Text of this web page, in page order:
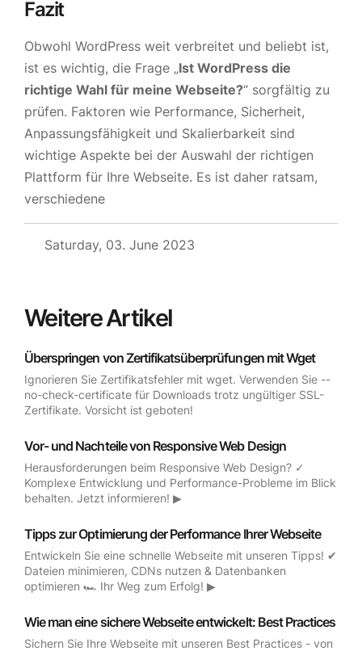
Fazit
Obwohl WordPress weit verbreitet und beliebt ist,
ist es wichtig, die Frage „Ist WordPress die
richtige Wahl für meine Webseite?“ sorgfältig zu
prüfen. Faktoren wie Performance, Sicherheit,
Anpassungsfähigkeit und Skalierbarkeit sind
wichtige Aspekte bei der Auswahl der richtigen
Plattform für Ihre Webseite. Es ist daher ratsam,
verschiedene
Saturday, 03. June 2023
Weitere Artikel
Überspringen von Zertifikatsüberprüfungen mit Wget
Ignorieren Sie Zertifikatsfehler mit wget. Verwenden Sie --
no-check-certificate für Downloads trotz ungültiger SSL-
Zertifikate. Vorsicht ist geboten!
Vor- und Nachteile von Responsive Web Design
Herausforderungen beim Responsive Web Design? ✓
Komplexe Entwicklung und Performance-Probleme im Blick
behalten. Jetzt informieren! ▶
Tipps zur Optimierung der Performance Ihrer Webseite
Entwickeln Sie eine schnelle Webseite mit unseren Tipps! ✔
Dateien minimieren, CDNs nutzen & Datenbanken
optimieren 🏎️ Ihr Weg zum Erfolg! ▶
Wie man eine sichere Webseite entwickelt: Best Practices
Sichern Sie Ihre Webseite mit unseren Best Practices - von